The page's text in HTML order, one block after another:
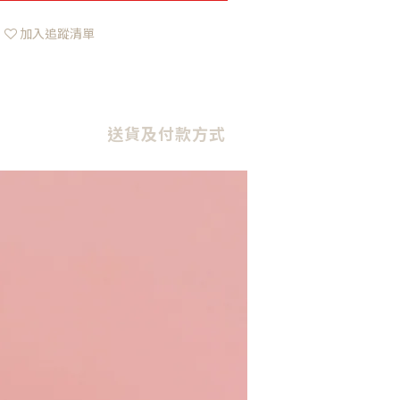
加入追蹤清單
送貨及付款方式